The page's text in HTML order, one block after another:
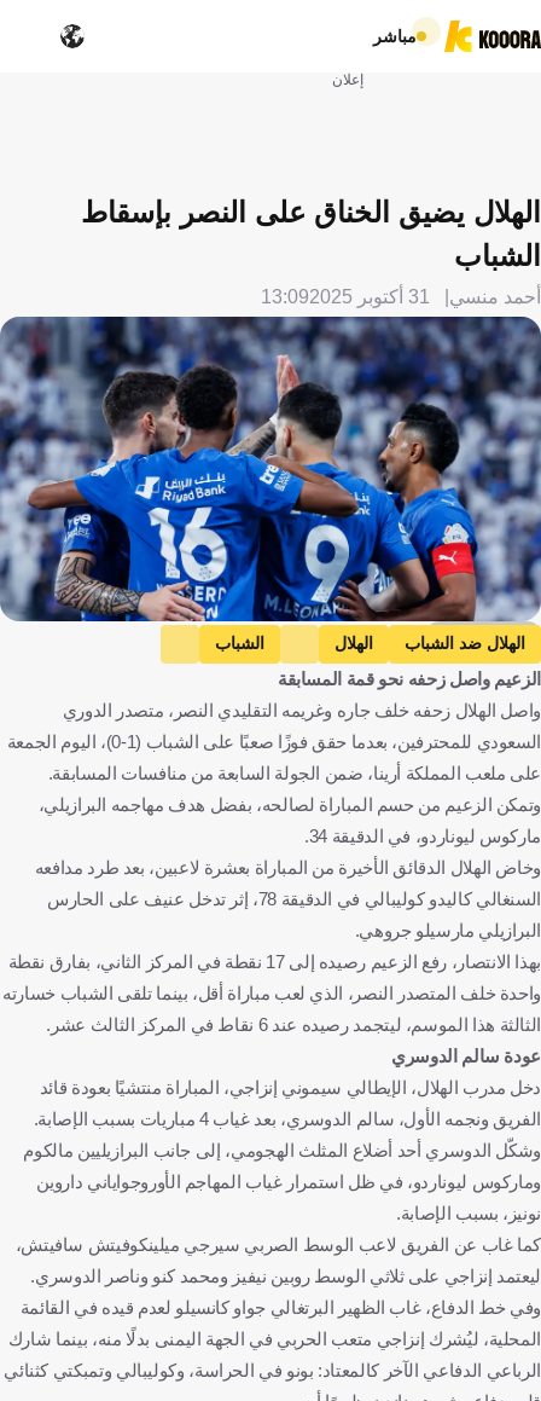
مباشر
إعلان
الهلال يضيق الخناق على النصر بإسقاط
الشباب
أحمد منسي 31 أكتوبر 2025 13:09
Getty Images
الهلال ضد الشباب الهلال
الشباب
دوري روشن السعودي
المملكة العربية السعوديةالزعيم واصل زحفه نحو قمة المسابقة
واصل الهلال زحفه خلف جاره وغريمه التقليدي النصر، متصدر الدوري
السعودي للمحترفين، بعدما حقق فوزًا صعبًا على الشباب (1-0)، اليوم الجمعة
على ملعب المملكة أرينا، ضمن الجولة السابعة من منافسات المسابقة.
وتمكن الزعيم من حسم المباراة لصالحه، بفضل هدف مهاجمه البرازيلي،
ماركوس ليوناردو، في الدقيقة 34.
وخاض الهلال الدقائق الأخيرة من المباراة بعشرة لاعبين، بعد طرد مدافعه
السنغالي كاليدو كوليبالي في الدقيقة 78، إثر تدخل عنيف على الحارس
البرازيلي مارسيلو جروهي.
بهذا الانتصار، رفع الزعيم رصيده إلى 17 نقطة في المركز الثاني، بفارق نقطة
واحدة خلف المتصدر النصر، الذي لعب مباراة أقل، بينما تلقى الشباب خسارته
الثالثة هذا الموسم، ليتجمد رصيده عند 6 نقاط في المركز الثالث عشر.
عودة سالم الدوسري
دخل مدرب الهلال، الإيطالي سيموني إنزاجي، المباراة منتشيًا بعودة قائد
الفريق ونجمه الأول، سالم الدوسري، بعد غياب 4 مباريات بسبب الإصابة.
وشكّل الدوسري أحد أضلاع المثلث الهجومي، إلى جانب البرازيليين مالكوم
وماركوس ليوناردو، في ظل استمرار غياب المهاجم الأوروجواياني داروين
نونيز، بسبب الإصابة.
كما غاب عن الفريق لاعب الوسط الصربي سيرجي ميلينكوفيتش سافيتش،
ليعتمد إنزاجي على ثلاثي الوسط روبين نيفيز ومحمد كنو وناصر الدوسري.
وفي خط الدفاع، غاب الظهير البرتغالي جواو كانسيلو لعدم قيده في القائمة
المحلية، ليُشرك إنزاجي متعب الحربي في الجهة اليمنى بدلًا منه، بينما شارك
الرباعي الدفاعي الآخر كالمعتاد: بونو في الحراسة، وكوليبالي وتمبكتي كثنائي